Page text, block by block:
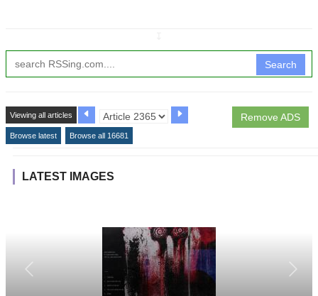
Search
Remove ADS
Viewing all articles
Browse latest Browse all 16681
LATEST IMAGES